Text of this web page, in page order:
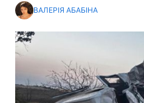
ВАЛЕРІЯ АБАБІНА